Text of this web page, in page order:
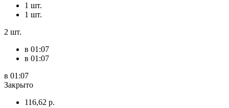
1 шт.
1 шт.
2 шт.
в 01:07
в 01:07
в 01:07
Закрыто
116,62 р.